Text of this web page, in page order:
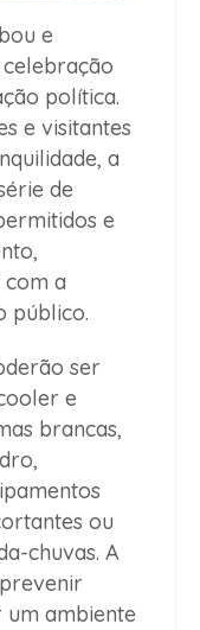
e
política.
e visitantes
a
de
e
a
público.
ser
e
brancas,
ou
chuvas. A
ambiente